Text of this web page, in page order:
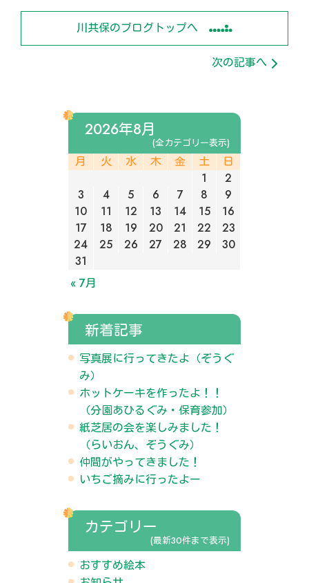
川共保のブログトップへ
次の記事へ
2026年8月
(全カテゴリー表示)
月 火 水 木 金 土 日
« 7月
1
2
3
4 5 6 7 8
9
10
11 12 13 14 15
16
17
18 19 20 21 22
23
24
25 26 27 28 29
30
31
新着記事
写真展に行ってきたよ（ぞうぐ
み）
ホットケーキを作ったよ！！
（分園あひるぐみ・保育参加）
紙芝居の会を楽しみました！
（らいおん、ぞうぐみ）
仲間がやってきました！
いちご摘みに行ったよー
カテゴリー
(最新30件まで表示)
おすすめ絵本